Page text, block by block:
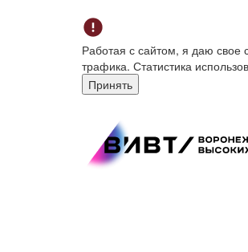
Работая с сайтом, я даю свое
трафика. Статистика
Принять